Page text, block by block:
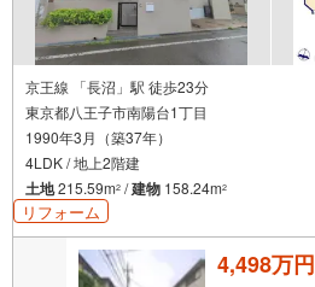
京王線 「長沼」駅 徒歩23分
東京都八王子市南陽台1丁目
1990年3月（築37年）
4LDK / 地上2階建
土地215.59m2 /建物 158.24m2
リフォーム
4,498万円